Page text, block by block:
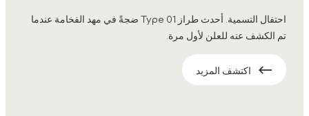
احتفال التسمية. أحدث طراز Type 01 ضجةً في مهد الفخامة عندما
تم الكشف عنه للعلن لأول مرة.
اكتشف المزيد